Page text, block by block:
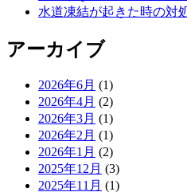
水道凍結が起きた時の対
アーカイブ
2026年6月 (1)
2026年4月 (2)
2026年3月 (1)
2026年2月 (1)
2026年1月 (2)
2025年12月 (3)
2025年11月 (1)